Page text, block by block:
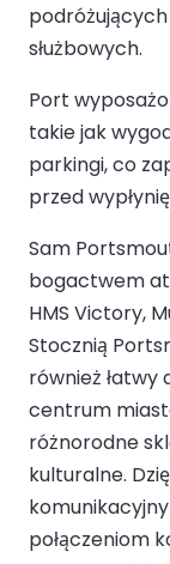
służbowych.
Port
takie jak
parkingi, co
przed
Sam
bogactwem
HMS Victory,
Stocznią
również
centrum
różnorodne
kulturalne.
połączeniom